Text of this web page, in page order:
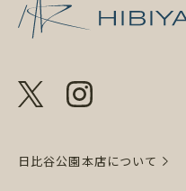
日比谷公園本店について